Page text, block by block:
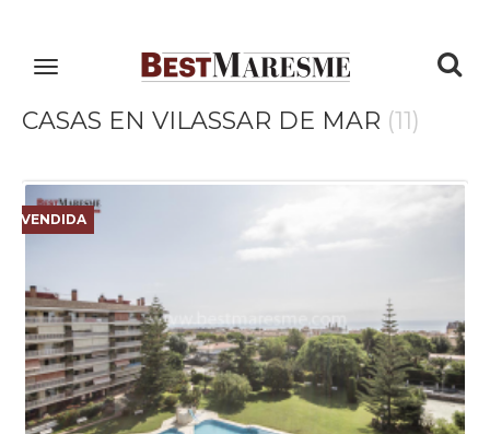
Toggle
CASAS EN VILASSAR DE MAR (11)
VENDIDA